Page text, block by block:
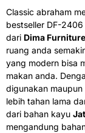
Classic abraham
bestseller DF-
dari Dima
ruang anda
yang modern bisa
makan anda.
digunakan
lebih tahan lama
dari bahan kayu
mengandung